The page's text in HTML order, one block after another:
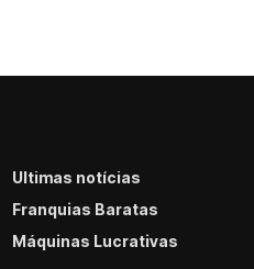
Últimas notícias
Franquias Baratas
Máquinas Lucrativas